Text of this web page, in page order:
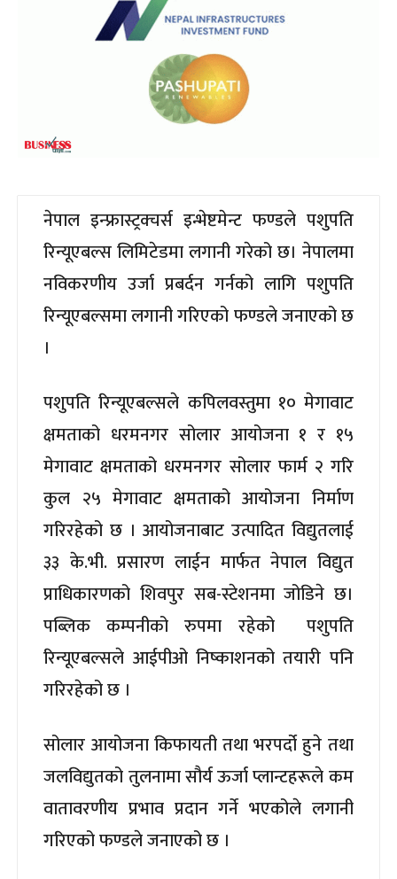
नेपाल इन्फ्रास्ट्रक्चर्स इन्भेष्टमेन्ट फण्डले पशुपति
रिन्यूएबल्स लिमिटेडमा लगानी गरेको छ। नेपालमा
नविकरणीय उर्जा प्रबर्दन गर्नको लागि पशुपति
रिन्यूएबल्समा लगानी गरिएको फण्डले जनाएको छ
।
पशुपति रिन्यूएबल्सले कपिलवस्तुमा १० मेगावाट
क्षमताको धरमनगर सोलार आयोजना १ र १५
मेगावाट क्षमताको धरमनगर सोलार फार्म २ गरि
कुल २५ मेगावाट क्षमताको आयोजना निर्माण
गरिरहेको छ । आयोजनाबाट उत्पादित विद्युतलाई
३३ के.भी. प्रसारण लाईन मार्फत नेपाल विद्युत
प्राधिकारणको शिवपुर सब-स्टेशनमा जोडिने छ।
पब्लिक कम्पनीको रुपमा रहेको पशुपति
रिन्यूएबल्सले आईपीओ निष्काशनको तयारी पनि
गरिरहेको छ ।
सोलार आयोजना किफायती तथा भरपर्दो हुने तथा
जलविद्युतको तुलनामा सौर्य ऊर्जा प्लान्टहरूले कम
वातावरणीय प्रभाव प्रदान गर्ने भएकोले लगानी
गरिएको फण्डले जनाएको छ ।